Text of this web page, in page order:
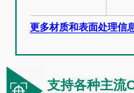
更多材质和表面处理信
支持各种主流